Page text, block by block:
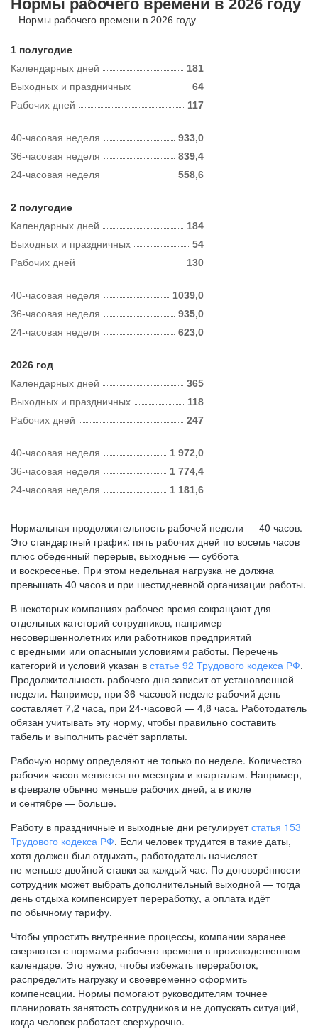
Нормы рабочего времени в 2026 году
Нормы рабочего времени в 2026 году
1 полугодие
Календарных дней
181
Рабочих дней 117
Выходных и праздничных 64
40-часовая неделя
933,0
36-часовая неделя
839,4
24-часовая неделя
558,6
2 полугодие
Календарных дней
184
Рабочих дней 130
Выходных и праздничных 54
40-часовая неделя
1039,0
36-часовая неделя
935,0
24-часовая неделя
623,0
2026 год
Календарных дней
365
Рабочих дней 247
Выходных и праздничных 118
40-часовая неделя
1 972,0
36-часовая неделя
1 774,4
24-часовая неделя
1 181,6
Нормальная продолжительность рабочей недели — 40 часов.
Это стандартный график: пять рабочих дней по восемь часов
плюс обеденный перерыв, выходные — суббота
и воскресенье. При этом недельная нагрузка не должна
превышать 40 часов и при шестидневной организации работы.
В некоторых компаниях рабочее время сокращают для
отдельных категорий сотрудников, например
несовершеннолетних или работников предприятий
с вредными или опасными условиями работы. Перечень
категорий и условий указан в статье 92 Трудового кодекса РФ.
Продолжительность рабочего дня зависит от установленной
недели. Например, при 36-часовой неделе рабочий день
составляет 7,2 часа, при 24-часовой — 4,8 часа. Работодатель
обязан учитывать эту норму, чтобы правильно составить
табель и выполнить расчёт зарплаты.
Рабочую норму определяют не только по неделе. Количество
рабочих часов меняется по месяцам и кварталам. Например,
в феврале обычно меньше рабочих дней, а в июле
и сентябре — больше.
Работу в праздничные и выходные дни регулируетстатья 153
Трудового кодекса РФ. Если человек трудится в такие даты,
хотя должен был отдыхать, работодатель начисляет
не меньше двойной ставки за каждый час. По договорённости
сотрудник может выбрать дополнительный выходной — тогда
день отдыха компенсирует переработку, а оплата идёт
по обычному тарифу.
Чтобы упростить внутренние процессы, компании заранее
сверяются с нормами рабочего времени в производственном
календаре. Это нужно, чтобы избежать переработок,
распределить нагрузку и своевременно оформить
компенсации. Нормы помогают руководителям точнее
планировать занятость сотрудников и не допускать ситуаций,
когда человек работает сверхурочно.